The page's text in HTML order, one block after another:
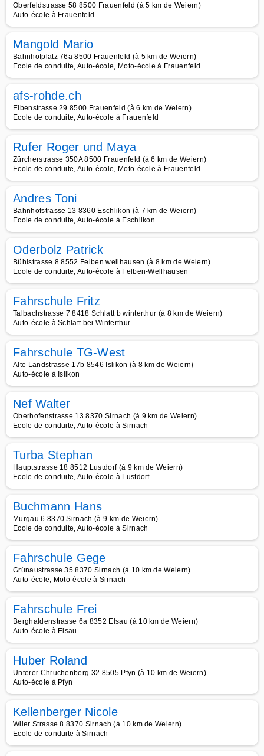
Oberfeldstrasse 58 8500 Frauenfeld (à 5 km de Weiern)
Auto-école à Frauenfeld
Mangold Mario
Bahnhofplatz 76a 8500 Frauenfeld (à 5 km de Weiern)
Ecole de conduite, Auto-école, Moto-école à Frauenfeld
afs-rohde.ch
Eibenstrasse 29 8500 Frauenfeld (à 6 km de Weiern)
Ecole de conduite, Auto-école à Frauenfeld
Rufer Roger und Maya
Zürcherstrasse 350A 8500 Frauenfeld (à 6 km de Weiern)
Ecole de conduite, Auto-école, Moto-école à Frauenfeld
Andres Toni
Bahnhofstrasse 13 8360 Eschlikon (à 7 km de Weiern)
Ecole de conduite, Auto-école à Eschlikon
Oderbolz Patrick
Bühlstrasse 8 8552 Felben wellhausen (à 8 km de Weiern)
Ecole de conduite, Auto-école à Felben-Wellhausen
Fahrschule Fritz
Talbachstrasse 7 8418 Schlatt b winterthur (à 8 km de Weiern)
Auto-école à Schlatt bei Winterthur
Fahrschule TG-West
Alte Landstrasse 17b 8546 Islikon (à 8 km de Weiern)
Auto-école à Islikon
Nef Walter
Oberhofenstrasse 13 8370 Sirnach (à 9 km de Weiern)
Ecole de conduite, Auto-école à Sirnach
Turba Stephan
Hauptstrasse 18 8512 Lustdorf (à 9 km de Weiern)
Ecole de conduite, Auto-école à Lustdorf
Buchmann Hans
Murgau 6 8370 Sirnach (à 9 km de Weiern)
Ecole de conduite, Auto-école à Sirnach
Fahrschule Gege
Grünaustrasse 35 8370 Sirnach (à 10 km de Weiern)
Auto-école, Moto-école à Sirnach
Fahrschule Frei
Berghaldenstrasse 6a 8352 Elsau (à 10 km de Weiern)
Auto-école à Elsau
Huber Roland
Unterer Chruchenberg 32 8505 Pfyn (à 10 km de Weiern)
Auto-école à Pfyn
Kellenberger Nicole
Wiler Strasse 8 8370 Sirnach (à 10 km de Weiern)
Ecole de conduite à Sirnach